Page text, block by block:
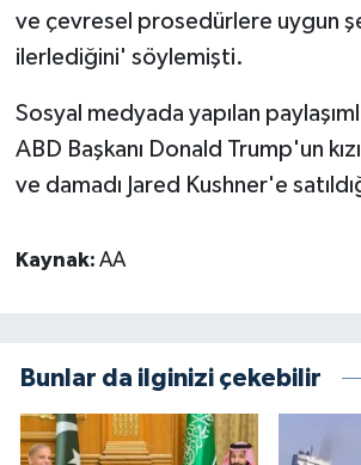
ve çevresel prosedürlere uygun
ilerlediğini' söylemişti.
Sosyal medyada yapılan
ABD Başkanı Donald Trump'un
ve damadı Jared Kushner'e
Kaynak: AA
Bunlar da ilginizi çekebilir